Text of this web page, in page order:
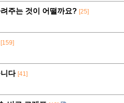
주는 것이 어떨까요? [25]
[159]
다 [41]